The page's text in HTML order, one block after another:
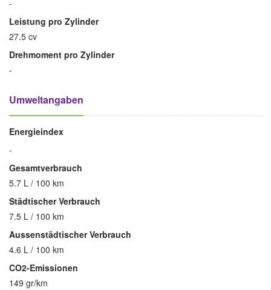
-
Leistung pro Zylinder
27.5 cv
Drehmoment pro Zylinder
-
Umweltangaben
Energieindex
-
Gesamtverbrauch
5.7 L / 100 km
Städtischer Verbrauch
7.5 L / 100 km
Aussenstädtischer Verbrauch
4.6 L / 100 km
CO2-Emissionen
149 gr/km